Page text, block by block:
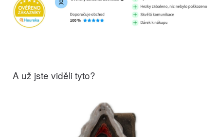
A už jste viděli tyto?